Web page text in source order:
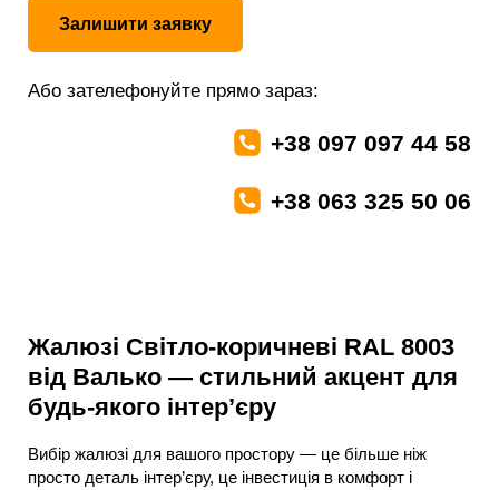
Залишити заявку
Або зателефонуйте прямо зараз:
+38 097 097 44 58
+38 063 325 50 06
Жалюзі Світло-коричневі RAL 8003
від Валько — стильний акцент для
будь-якого інтер’єру
Вибір жалюзі для вашого простору — це більше ніж
просто деталь інтер’єру, це інвестиція в комфорт і